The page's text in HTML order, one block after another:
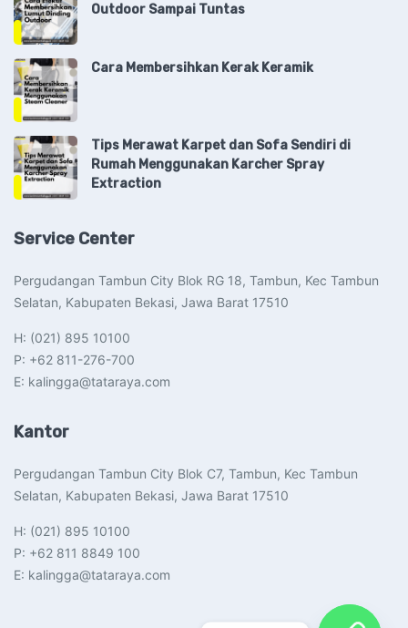
Outdoor Sampai Tuntas
Cara Membersihkan Kerak Keramik
Tips Merawat Karpet dan Sofa Sendiri di
Rumah Menggunakan Karcher Spray
Extraction
Service Center
Pergudangan Tambun City Blok RG 18, Tambun, Kec Tambun
Selatan, Kabupaten Bekasi, Jawa Barat 17510​
H: (021) 895 10100
P: +62 811-276-700
E: kalingga@tataraya.com
Kantor
Pergudangan Tambun City Blok C7, Tambun, Kec Tambun
Selatan, Kabupaten Bekasi, Jawa Barat 17510​
H: (021) 895 10100
P: +62 811 8849 100
E: kalingga@tataraya.com